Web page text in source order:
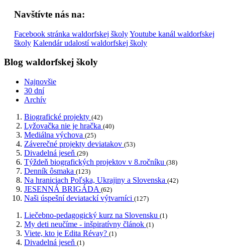
Navštívte nás na:
Facebook stránka waldorfskej školyYoutube kanál waldorfskej
školy Kalendár udalostí waldorfskej školy
Blog waldorfskej školy
Najnovšie
30 dní
Archív
Biografické projekty (42)
Lyžovačka nie je hračka (40)
Mediálna výchova (25)
Záverečné projekty deviatakov (53)
Divadelná jeseň (29)
Týždeň biografických projektov v 8.ročníku (38)
Denník ôsmaka (123)
Na hraniciach Poľska, Ukrajiny a Slovenska (42)
JESENNÁ BRIGÁDA (62)
Naši úspešní deviatackí výtvarníci (127)
Liečebno-pedagogický kurz na Slovensku (1)
My deti neučíme - inšpiratívny článok (1)
Viete, kto je Edita Révay? (1)
Divadelná jeseň (1)